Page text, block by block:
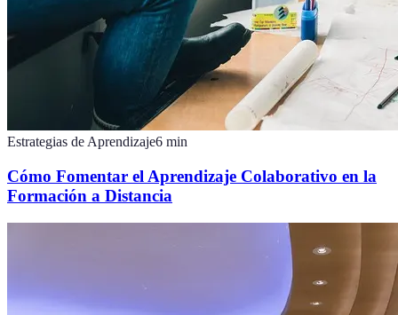
Estrategias de Aprendizaje6 min
Cómo Fomentar el Aprendizaje Colaborativo en la
Formación a Distancia